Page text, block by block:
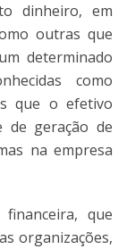
dinheiro, em
outras que
determinado
como
que o efetivo
de geração de
na empresa
que
organizações,